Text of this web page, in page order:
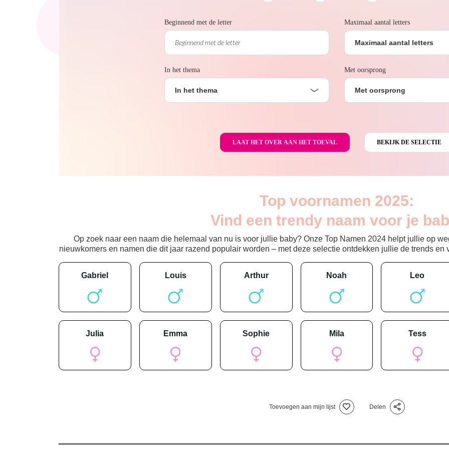
Beginnend met de letter Maximaal aantal letters
Maximaal aantal letters
In het thema
In het thema
Met oorsprong
Met oorsprong
Top voornamen 2025:
Vind een trendy naam voor je
Op zoek naar een naam die helemaal van nu is voor jullie baby? Onze Top Namen 2024 helpt jullie op
nieuwkomers en namen die dit jaar razend populair worden – met deze selectie ontdekken jullie de trends
gabriel louis arthur noah leo
julia emma sophie mila tess
Toevoegen aan mijn lijst Delen